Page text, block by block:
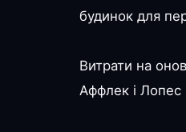
будинок для
Витрати на
Аффлек і Лопес